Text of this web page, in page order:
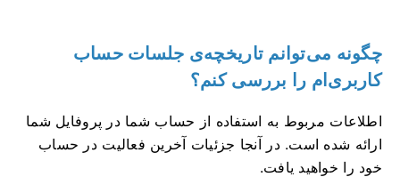
چگونه می‌توانم تاریخچه‌ی جلسات حساب
کاربری‌ام را بررسی کنم؟
اطلاعات مربوط به استفاده از حساب شما در پروفایل شما
ارائه شده است. در آنجا جزئیات آخرین فعالیت در حساب
خود را خواهید یافت.